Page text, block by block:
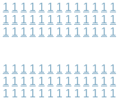
1 1 1 1 1 1 1 1 1 1 1 1 1
1 1 1 1 1 1 1 1 1 1 1 1 1
1 1 1 1 1 1 1 1 1 1 1 1 1
1 1 1 1 1 1 1 1 1 1 1 1 1
1 1 1 1 1 1 1 1 1 1 1 1 1
1 1 1 1 1 1 1 1 1 1 1 1 1